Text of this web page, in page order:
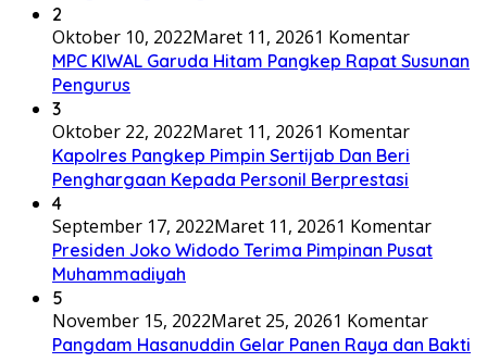
2
Oktober 10, 2022Maret 11, 20261 Komentar
MPC KIWAL Garuda Hitam Pangkep Rapat Susunan
Pengurus
3
Oktober 22, 2022Maret 11, 20261 Komentar
Kapolres Pangkep Pimpin Sertijab Dan Beri
Penghargaan Kepada Personil Berprestasi
4
September 17, 2022Maret 11, 20261 Komentar
Presiden Joko Widodo Terima Pimpinan Pusat
Muhammadiyah
5
November 15, 2022Maret 25, 20261 Komentar
Pangdam Hasanuddin Gelar Panen Raya dan Bakti